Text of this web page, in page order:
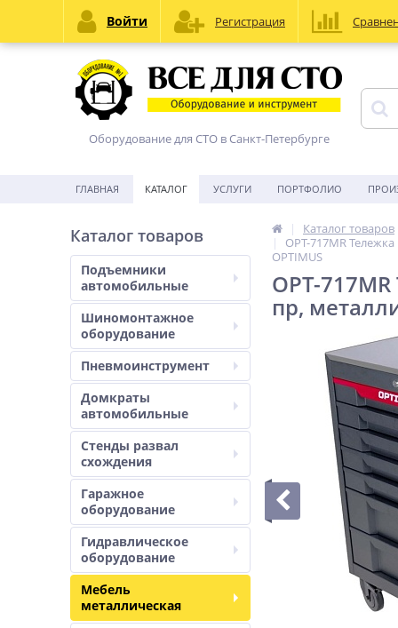
Оборудование для СТО в Санкт-Петербурге
ГЛАВНАЯ КАТАЛОГ УСЛУГИ ПОРТФОЛИО
Каталог товаров
Подъемники
автомобильные
Шиномонтажное
оборудование
Пневмоинструмент
Домкраты
автомобильные
Стенды развал
схождения
Гаражное
оборудование
Гидравлическое
оборудование
Мебель
металлическая
Каталог товаров
OPT-717MR
OPTIMUS
OPT-
пр,
Войти Регистрация